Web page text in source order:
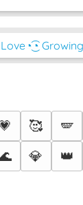
◔͜͡◔
🥰 🪽
💎 👑